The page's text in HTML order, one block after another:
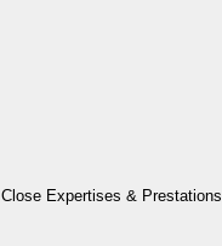
Close Expertises & Prestations